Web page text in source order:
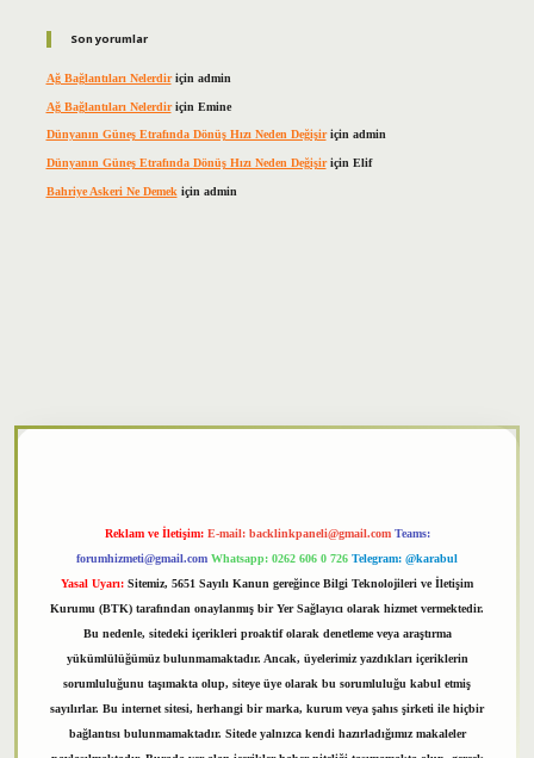
Son yorumlar
Ağ Bağlantıları Nelerdiriçin admin
Ağ Bağlantıları Nelerdiriçin Emine
Dünyanın Güneş Etrafında Dönüş Hızı Neden Değişiriçin admin
Dünyanın Güneş Etrafında Dönüş Hızı Neden Değişiriçin Elif
Bahriye Askeri Ne Demek için admin
Reklam ve İletişim: E-mail: backlinkpaneli@gmail.com Teams:
forumhizmeti@gmail.com Whatsapp: 0262 606 0 726 Telegram: @karabul
Yasal Uyarı: Sitemiz, 5651 Sayılı Kanun gereğince Bilgi Teknolojileri ve İletişim
Kurumu (BTK) tarafından onaylanmış bir Yer Sağlayıcı olarak hizmet vermektedir.
Bu nedenle, sitedeki içerikleri proaktif olarak denetleme veya araştırma
yükümlülüğümüz bulunmamaktadır. Ancak, üyelerimiz yazdıkları içeriklerin
sorumluluğunu taşımakta olup, siteye üye olarak bu sorumluluğu kabul etmiş
sayılırlar. Bu internet sitesi, herhangi bir marka, kurum veya şahıs şirketi ile hiçbir
bağlantısı bulunmamaktadır. Sitede yalnızca kendi hazırladığımız makaleler